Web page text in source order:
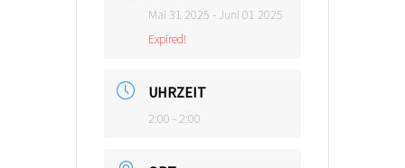
Mai 31 2025 - Juni 01 2025
Expired!
UHRZEIT
2:00 - 2:00